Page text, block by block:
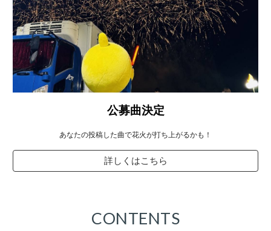
公募曲決定
あなたの投稿した曲で花火が打ち上がるかも！
詳しくはこちら
CONTENTS